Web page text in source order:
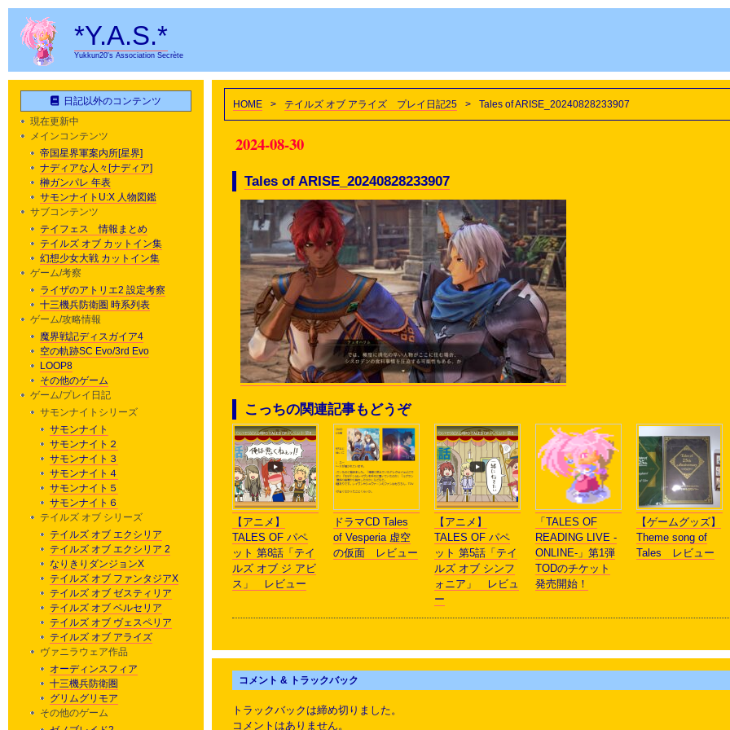
*Y.A.S.*
Yukkun20's Association Secrète
HOME > テイルズ オブ アライズ プレイ日記25 > Tales of ARISE_20240828233907
2024-08-30
Tales of ARISE_20240828233907
こっちの関連記事もどうぞ
【アニメ】
TALES OF パペ
ット 第8話「テイ
ルズ オブ ジ アビ
ス」 レビュー
ドラマCD Tales
of Vesperia 虚空
の仮面 レビュー
【アニメ】
TALES OF パペ
ット 第5話「テイ
ルズ オブ シンフ
ォニア」 レビュ
ー
「TALES OF
READING LIVE -
ONLINE-」第1弾
TODのチケット
発売開始！
【ゲームグッズ】
Theme song of
Tales レビュー
コメント & トラックバック
トラックバックは締め切りました。
コメントはありません。
日記以外のコンテンツ
現在更新中
メインコンテンツ
帝国星界軍案内所[星界]
ナディアな人々[ナディア]
榊ガンパレ 年表
サモンナイトU:X 人物図鑑
サブコンテンツ
テイフェス 情報まとめ
テイルズ オブ カットイン集
幻想少女大戦 カットイン集
ゲーム/考察
ライザのアトリエ2 設定考察
十三機兵防衛圏 時系列表
ゲーム/攻略情報
魔界戦記ディスガイア4
空の軌跡SC Evo/3rd Evo
LOOP8
その他のゲーム
ゲーム/プレイ日記
サモンナイトシリーズ
サモンナイト
サモンナイト２
サモンナイト３
サモンナイト４
サモンナイト５
サモンナイト６
テイルズ オブ シリーズ
テイルズ オブ エクシリア
テイルズ オブ エクシリア 2
なりきりダンジョンX
テイルズ オブ ファンタジアX
テイルズ オブ ゼスティリア
テイルズ オブ ベルセリア
テイルズ オブ ヴェスペリア
テイルズ オブ アライズ
ヴァニラウェア作品
オーディンスフィア
十三機兵防衛圏
グリムグリモア
その他のゲーム